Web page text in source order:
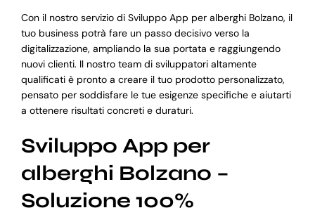
Con il nostro servizio di Sviluppo App per alberghi Bolzano, il
tuo business potrà fare un passo decisivo verso la
digitalizzazione, ampliando la sua portata e raggiungendo
nuovi clienti. Il nostro team di sviluppatori altamente
qualificati è pronto a creare il tuo prodotto personalizzato,
pensato per soddisfare le tue esigenze specifiche e aiutarti
a ottenere risultati concreti e duraturi.
Sviluppo App per
alberghi Bolzano –
Soluzione 100%